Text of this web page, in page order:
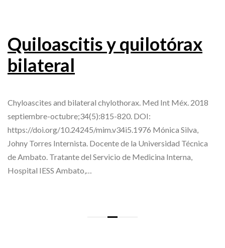
Quiloascitis y quilotórax
bilateral
Chyloascites and bilateral chylothorax. Med Int Méx. 2018
septiembre-octubre;34(5):815-820. DOI:
https://doi.org/10.24245/mim.v34i5.1976 Mónica Silva,
Johny Torres Internista. Docente de la Universidad Técnica
de Ambato. Tratante del Servicio de Medicina Interna,
Hospital IESS Ambato,…